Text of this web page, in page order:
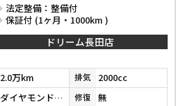
法定整備：整備付
保証付 (1ヶ月・1000km )
ドリーム長田店
2.0万km 排気 2000cc
ダイヤモンドブラックパール 修復 無